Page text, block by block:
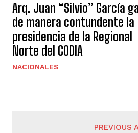
Arq. Juan “Silvio” García
de manera contundente la
presidencia de la Regional
Norte del CODIA
NACIONALES
PREVIOUS